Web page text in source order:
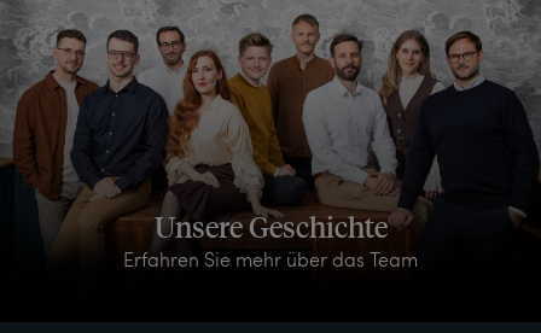
Unsere Geschichte
Erfahren Sie mehr über das Team